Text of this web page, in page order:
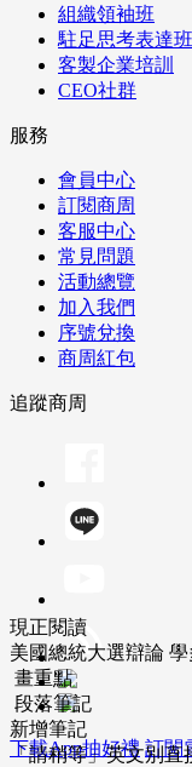
組織領袖班
駐足思考表達班
客製企業培訓
CEO社群
服務
會員中心
訂閱商周
客服中心
常見問題
活動總覽
加入我們
序號兌換
商周紅包
追蹤商周
下載App抽好禮 訂閱
現正閱讀
美國總統大選辯論
畫重點
段落筆記
新增筆記
「請稍等」英文別直